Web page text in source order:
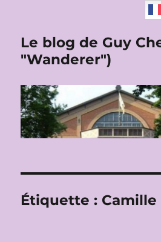
Le blog de Guy
"Wanderer")
Étiquette :